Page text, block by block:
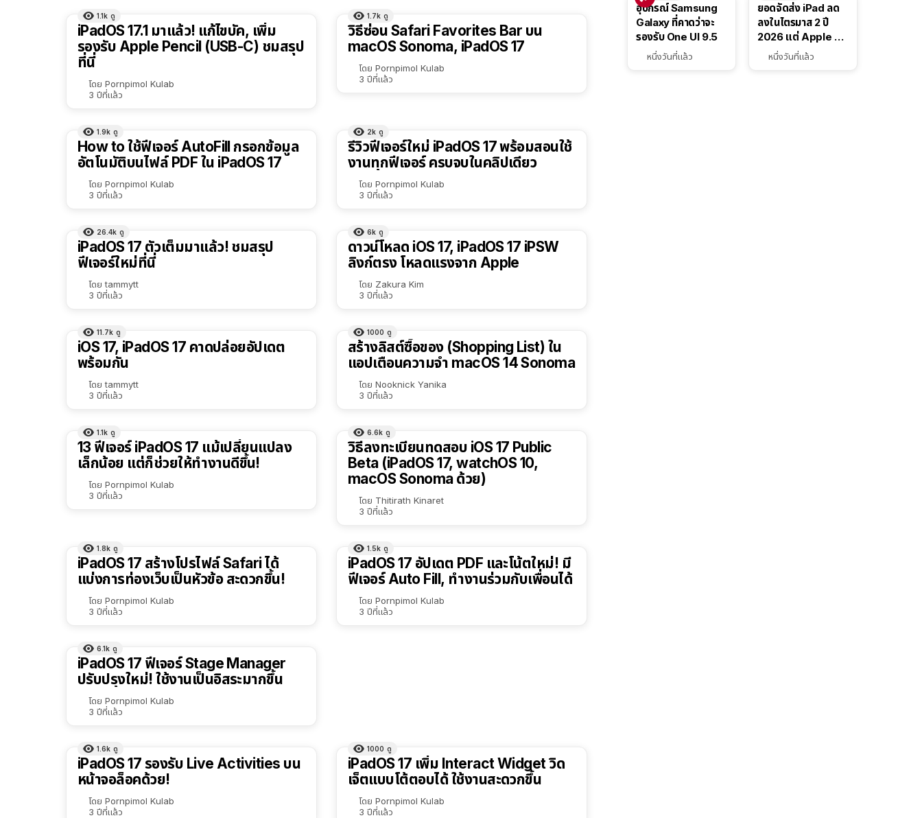
1.1k ดู
iPadOS 17.1 มาแล้ว! แก้ไขบัค, เพิ่ม
รองรับ Apple Pencil (USB-C) ชมสรุป
ที่นี่
โดย Pornpimol Kulab
3 ปีที่แล้ว
1.7k ดู
วิธีซ่อน Safari Favorites Bar บน
macOS Sonoma, iPadOS 17
โดย Pornpimol Kulab
3 ปีที่แล้ว
1.9k ดู
How to ใช้ฟีเจอร์ AutoFill กรอกข้อมูล
อัตโนมัติบนไฟล์ PDF ใน iPadOS 17
โดย Pornpimol Kulab
3 ปีที่แล้ว
2k ดู
รีวิวฟีเจอร์ใหม่ iPadOS 17 พร้อมสอนใช้
งานทุกฟีเจอร์ ครบจบในคลิปเดียว
โดย Pornpimol Kulab
3 ปีที่แล้ว
26.4k ดู
iPadOS 17 ตัวเต็มมาแล้ว! ชมสรุป
ฟีเจอร์ใหม่ที่นี่
โดย tammytt
3 ปีที่แล้ว
6k ดู
ดาวน์โหลด iOS 17, iPadOS 17 iPSW
ลิงก์ตรง โหลดแรงจาก Apple
โดย Zakura Kim
3 ปีที่แล้ว
11.7k ดู
iOS 17, iPadOS 17 คาดปล่อยอัปเดต
พร้อมกัน
โดย tammytt
3 ปีที่แล้ว
1000 ดู
สร้างลิสต์ซื้อของ (Shopping List) ใน
แอปเตือนความจำ macOS 14 Sonoma
โดย Nooknick Yanika
3 ปีที่แล้ว
1.1k ดู
13 ฟีเจอร์ iPadOS 17 แม้เปลี่ยนแปลง
เล็กน้อย แต่ก็ช่วยให้ทำงานดีขึ้น!
โดย Pornpimol Kulab
3 ปีที่แล้ว
6.6k ดู
วิธีลงทะเบียนทดสอบ iOS 17 Public
Beta (iPadOS 17, watchOS 10,
macOS Sonoma ด้วย)
โดย Thitirath Kinaret
3 ปีที่แล้ว
1.8k ดู
iPadOS 17 สร้างโปรไฟล์ Safari ได้
แบ่งการท่องเว็บเป็นหัวข้อ สะดวกขึ้น!
โดย Pornpimol Kulab
3 ปีที่แล้ว
1.5k ดู
iPadOS 17 อัปเดต PDF และโน้ตใหม่! มี
ฟีเจอร์ Auto Fill, ทำงานร่วมกับเพื่อนได้
โดย Pornpimol Kulab
3 ปีที่แล้ว
6.1k ดู
iPadOS 17 ฟีเจอร์ Stage Manager
ปรับปรุงใหม่! ใช้งานเป็นอิสระมากขึ้น
โดย Pornpimol Kulab
3 ปีที่แล้ว
1.6k ดู
iPadOS 17 รองรับ Live Activities บน
หน้าจอล็อคด้วย!
โดย Pornpimol Kulab
3 ปีที่แล้ว
1000 ดู
iPadOS 17 เพิ่ม Interact Widget วิด
เจ็ตแบบโต้ตอบได้ ใช้งานสะดวกขึ้น
โดย Pornpimol Kulab
3 ปีที่แล้ว
อุปกรณ์ Samsung
Galaxy ที่คาดว่าจะ
รองรับ One UI 9.5
หนึ่งวันที่แล้ว
ยอดจัดส่ง iPad ลด
ลงในไตรมาส 2 ปี
2026 แต่ Apple ยัง
ครองผู้นำตลาด
หนึ่งวันที่แล้ว